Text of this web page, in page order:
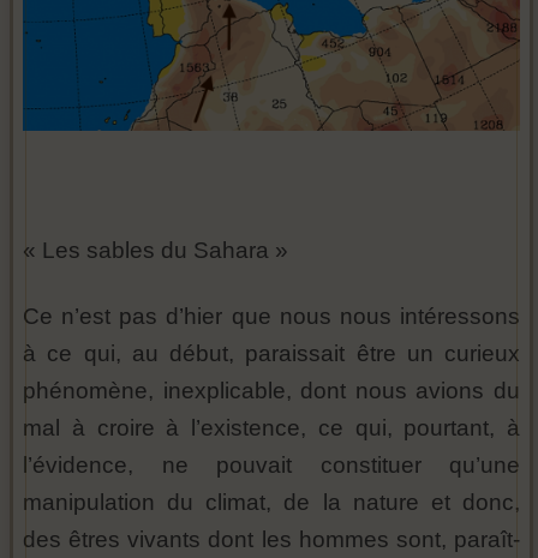
« Les sables du Sahara »
Ce n’est pas d’hier que nous nous intéressons
à ce qui, au début, paraissait être un curieux
phénomène, inexplicable, dont nous avions du
mal à croire à l’existence, ce qui, pourtant, à
l’évidence, ne pouvait constituer qu’une
manipulation du climat, de la nature et donc,
des êtres vivants dont les hommes sont, paraît-